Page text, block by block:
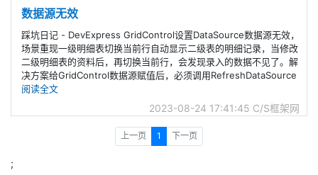
数据源无效
踩坑日记 - DevExpress GridControl设置DataSource数据源无效，
场景重现一级明细表切换当前行自动显示二级表的明细记录，当修改
二级明细表的资料后，再切换当前行，会发现录入的数据不见了。解
决方案给GridControl数据源赋值后，必须调用RefreshDataSource
阅读全文
2023-08-24 17:41:45 C/S框架网
上一页 1 下一页
;